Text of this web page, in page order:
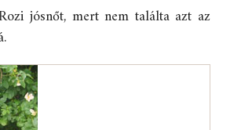
jósnőt, mert nem találta azt az